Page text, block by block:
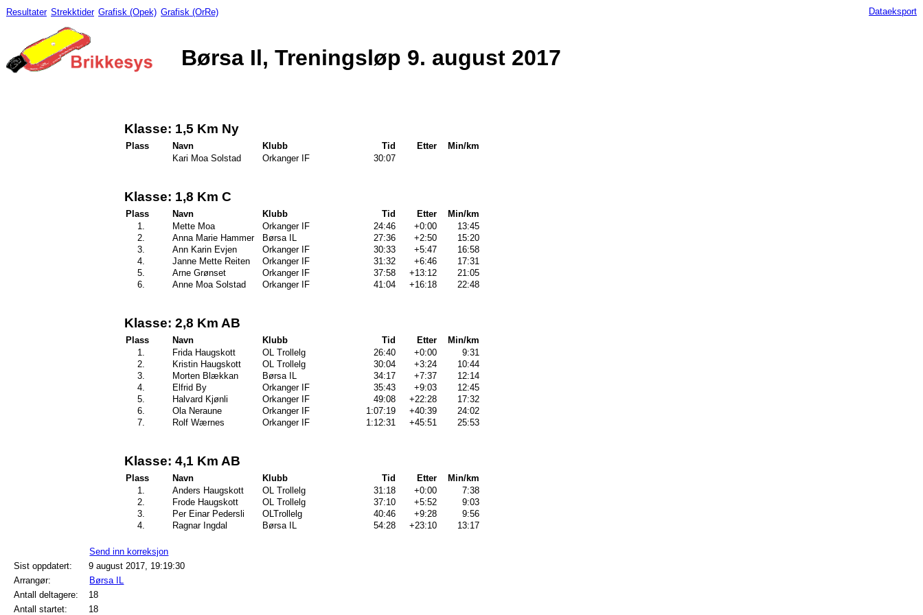
Resultater Strekktider Grafisk (Opek) Grafisk (OrRe) Dataeksport
Børsa Il, Treningsløp 9. august 2017
Klasse: 1,5 Km Ny
Plass Navn Klubb Tid Etter
Min/km
Kari Moa Solstad
Orkanger IF 30:07
Klasse: 1,8 Km C
Plass Navn Klubb Tid Etter
Min/km
1.
Mette Moa Orkanger IF 24:46 +0:00
13:45
2.
Anna Marie Hammer Børsa IL 27:36 +2:50
15:20
3.
Ann Karin Evjen Orkanger IF 30:33 +5:47
16:58
4.
Janne Mette Reiten Orkanger IF 31:32 +6:46
17:31
5.
Arne Grønset Orkanger IF 37:58 +13:12
21:05
6.
Anne Moa Solstad Orkanger IF 41:04 +16:18 22:48
Klasse: 2,8 Km AB
Plass Navn Klubb Tid Etter
Min/km
1.
Frida Haugskott OL Trollelg 26:40 +0:00
9:31
2.
Kristin Haugskott OL Trollelg 30:04 +3:24
10:44
3.
Morten Blækkan Børsa IL 34:17 +7:37
12:14
4.
Elfrid By Orkanger IF 35:43 +9:03
12:45
5.
Halvard Kjønli Orkanger IF 49:08 +22:28
17:32
6.
Ola Neraune Orkanger IF 1:07:19 +40:39
24:02
7.
Rolf Wærnes Orkanger IF 1:12:31 +45:51 25:53
Klasse: 4,1 Km AB
Plass Navn Klubb Tid Etter
Min/km
1.
Anders Haugskott OL Trollelg 31:18 +0:00
7:38
2.
Frode Haugskott OL Trollelg 37:10 +5:52
9:03
3.
Per Einar Pedersli OLTrollelg 40:46 +9:28
9:56
4.
Ragnar Ingdal Børsa IL 54:28 +23:10 13:17
Send inn korreksjon
Sist oppdatert:
9 august 2017, 19:19:30
Arrangør:
Børsa IL
Antall deltagere:
18
Antall startet:
18